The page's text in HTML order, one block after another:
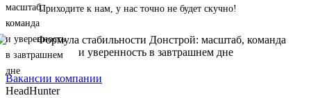
Приходите к нам, у нас точно не будет скучно!
Вакансии компании
HeadHunter